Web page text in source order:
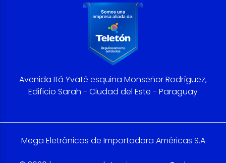
Avenida Itá Yvaté esquina Monseñor Rodríguez,
Edificio Sarah - Ciudad del Este - Paraguay
Mega Eletrônicos de Importadora Américas S.A